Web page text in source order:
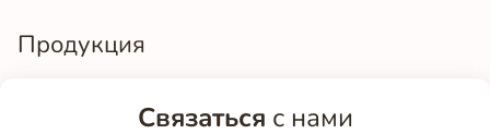
Продукция
Связаться с нами